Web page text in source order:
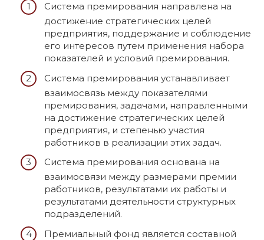
Система премирования направлена на
достижение стратегических целей
предприятия, поддержание и соблюдение
его интересов путем применения набора
показателей и условий премирования.
Система премирования устанавливает
взаимосвязь между показателями
премирования, задачами, направленными
на достижение стратегических целей
предприятия, и степенью участия
работников в реализации этих задач.
Система премирования основана на
взаимосвязи между размерами премии
работников, результатами их работы и
результатами деятельности структурных
подразделений.
Премиальный фонд является составной